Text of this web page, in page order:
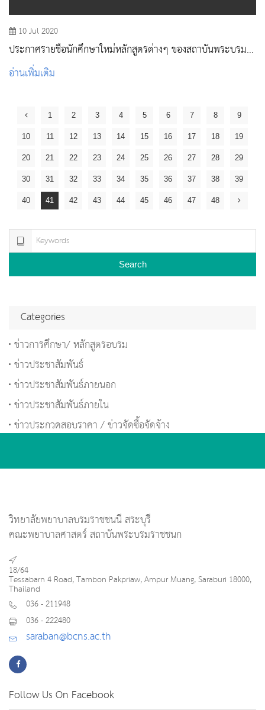
10 Jul 2020
ประกาศรายชื่อนักศึกษาใหม่หลักสูตรต่างๆ ของสถาบันพระบรม
ราชชนก กระทรวงสาธารณสุข(โครงการนโยบาย) ประจำปีการ
ศึกษา 2563
อ่านเพิ่มเติม
1 2 3 4 5 6 7 8 9
10 11 12 13 14 15 16 17 18 19
20 21 22 23 24 25 26 27 28 29
30 31 32 33 34 35 36 37 38 39
40 41 42 43 44 45 46 47 48
Search
Categories
ข่าวการศึกษา/ หลักสูตรอบรม
ข่าวประชาสัมพันธ์
ข่าวประชาสัมพันธ์ภายนอก
ข่าวประชาสัมพันธ์ภายใน
ข่าวประกวดสอบราคา / ข่าวจัดซื้อจัดจ้าง
วิทยาลัยพยาบาลบรมราชชนนี สระบุรี
คณะพยาบาลศาสตร์ สถาบันพระบรมราชชนก
18/64
Tessabarn 4 Road, Tambon Pakpriaw, Ampur Muang, Saraburi 18000,
Thailand
036 - 211948
036 - 222480
saraban@bcns.ac.th
Follow Us On Facebook